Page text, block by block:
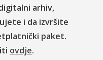
arhiv,
i da izvršite
paket.
ovdje.